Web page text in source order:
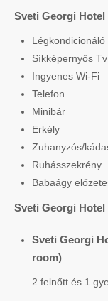
Sveti Georgi
Légkondicionáló
Síkképernyős
Ingyenes Wi-Fi
Telefon
Minibár
Erkély
Zuhanyzós/
Ruhásszekrény
Babaágy
Sveti Georgi
Sveti Georgi
room)
2 felnőtt és 1